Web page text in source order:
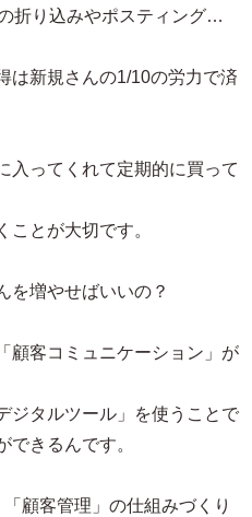
折り込みやポスティング…
は新規さんの1/10の労力で済
入ってくれて定期的に買って
ことが大切です。
を増やせばいいの？
顧客コミュニケーション」が
ジタルツール」を使うことで
できるんです。
顧客管理」の仕組みづくり